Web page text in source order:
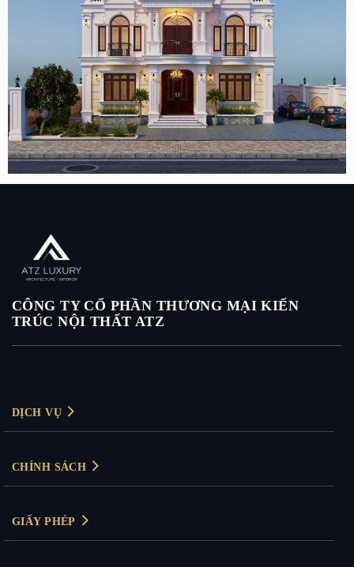
Mẫu biệt thự 2 tầng tân cổ điển kiểu Pháp 400m2 đẹp tại
Đồng Nai
CÔNG TY CỔ PHẦN THƯƠNG MẠI KIẾN
TRÚC NỘI THẤT ATZ
DỊCH VỤ
Thiết kế nội thất biệt thự
CHÍNH SÁCH
Chính sách thanh toán
GIẤY PHÉP